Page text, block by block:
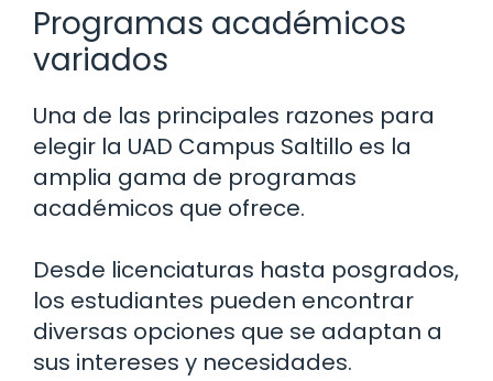
Programas académicos
variados
Una de las principales razones para
elegir la UAD Campus Saltillo es la
amplia gama de programas
académicos que ofrece.
Desde licenciaturas hasta posgrados,
los estudiantes pueden encontrar
diversas opciones que se adaptan a
sus intereses y necesidades.